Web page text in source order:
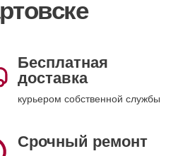
Бесплатная
доставка
курьером собственной службы
Срочный ремонт